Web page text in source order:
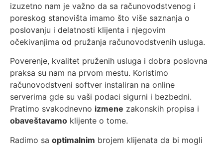
izuzetno nam je važno da sa računovodstvenog i
poreskog stanovišta imamo što više saznanja o
poslovanju i delatnosti klijenta i njegovim
očekivanjima od pružanja računovodstvenih usluga.
Poverenje, kvalitet pruženih usluga i dobra poslovna
praksa su nam na prvom mestu. Koristimo
računovodstveni softver instaliran na online
serverima gde su vaši podaci sigurni i bezbedni.
Pratimo svakodnevno izmene zakonskih propisa i
obaveštavamo klijente o tome.
Radimo sa optimalnim brojem klijenata da bi mogli